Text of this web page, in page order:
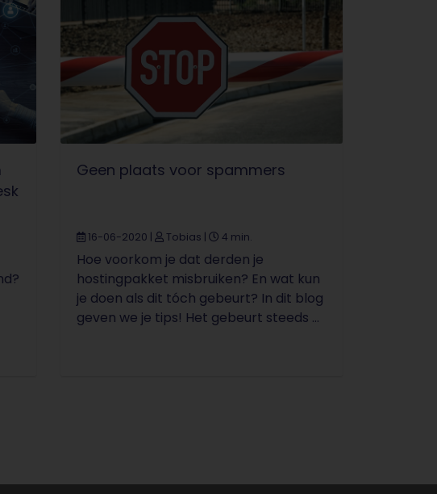
Geen plaats voor spammers
16-06-2020 Tobias 4 min.
Hoe voorkom je dat derden je
hostingpakket misbruiken? En wat kun
je doen als dit tóch gebeurt? In dit blog
geven we je tips! Het gebeurt steeds ...